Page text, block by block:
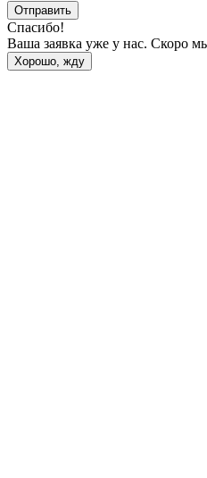
Отправить
Спасибо!
Ваша заявка уже у нас. Скоро
Хорошо, жду